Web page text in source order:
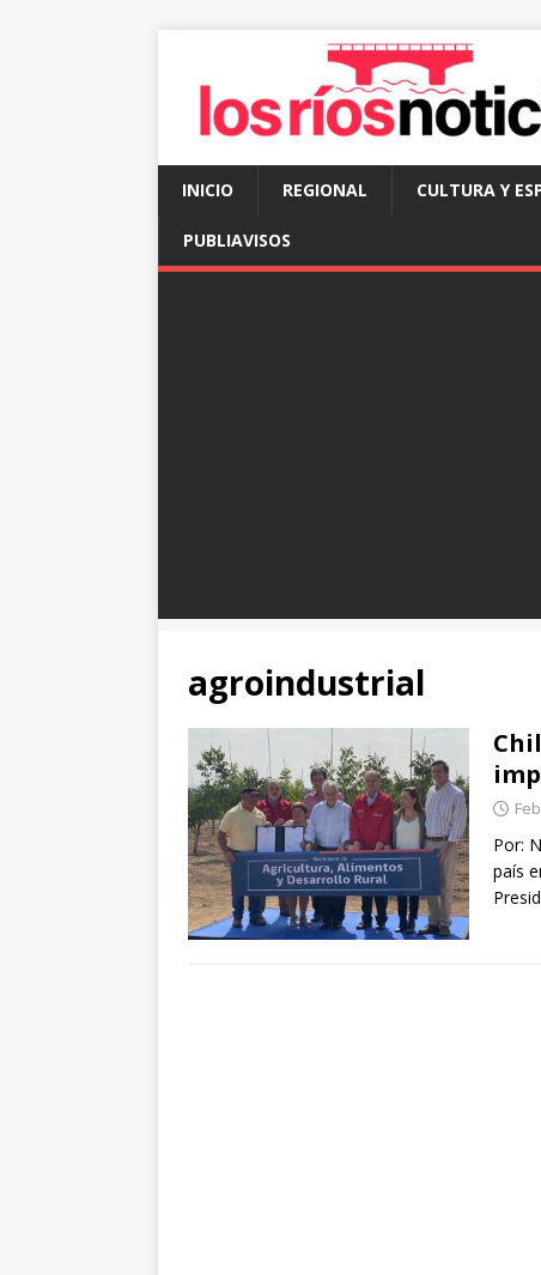
INICIO REGIONAL CULTURA Y
PUBLIAVISOS
agroindustrial
Por:
país